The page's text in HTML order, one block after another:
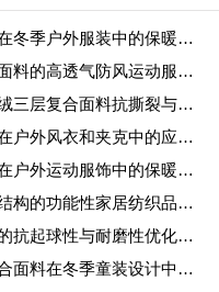
英杰：压花摇粒绒三层复合面料在冬季户外服装中的保暖性能优化研究
英杰：基于压花摇粒绒三层复合面料的高透气防风运动服饰开发
英杰：应用于滑雪服的压花摇粒绒三层复合面料抗撕裂与耐磨性提升技术
英杰：压花摇粒绒三层复合面料在户外风衣和夹克中的应用与性能
英杰：压花摇粒绒三层复合面料在户外运动服饰中的保暖与透气性能研究
英杰：基于压花摇粒绒三层复合结构的功能性家居纺织品开发与应用
英杰：压花摇粒绒三层复合面料的抗起球性与耐磨性优化技术分析
英杰：高弹性压花摇粒绒三层复合面料在冬季童装设计中的应用实践